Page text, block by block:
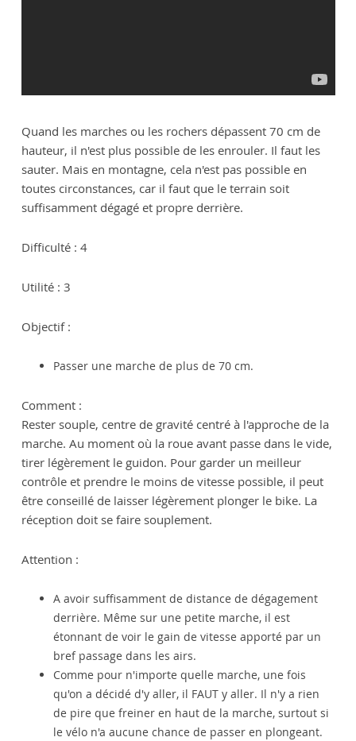
Quand les marches ou les rochers dépassent 70 cm de
hauteur, il n'est plus possible de les enrouler. Il faut les
sauter. Mais en montagne, cela n'est pas possible en
toutes circonstances, car il faut que le terrain soit
suffisamment dégagé et propre derrière.
Difficulté : 4
Utilité : 3
Objectif :
Passer une marche de plus de 70 cm.
Comment :
Rester souple, centre de gravité centré à l'approche de la
marche. Au moment où la roue avant passe dans le vide,
tirer légèrement le guidon. Pour garder un meilleur
contrôle et prendre le moins de vitesse possible, il peut
être conseillé de laisser légèrement plonger le bike. La
réception doit se faire souplement.
Attention :
A avoir suffisamment de distance de dégagement
derrière. Même sur une petite marche, il est
étonnant de voir le gain de vitesse apporté par un
bref passage dans les airs.
Comme pour n'importe quelle marche, une fois
qu'on a décidé d'y aller, il FAUT y aller. Il n'y a rien
de pire que freiner en haut de la marche, surtout si
le vélo n'a aucune chance de passer en plongeant.